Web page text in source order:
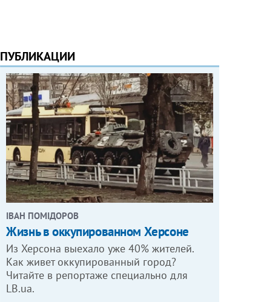
ПУБЛИКАЦИИ
ІВАН ПОМІДОРОВ
Жизнь в оккупированном Херсоне
Из Херсона выехало уже 40% жителей.
Как живет оккупированный город?
Читайте в репортаже специально для
LB.ua.